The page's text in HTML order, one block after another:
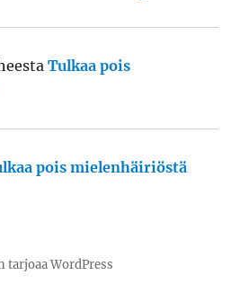
Tulkaa pois
pois mielenhäiriöstä
tarjoaa WordPress